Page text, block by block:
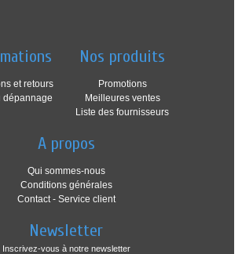
et retours
dépannage
Nos produits
Promotions
Meilleures ventes
Liste des fournisseurs
A propos
Qui sommes-nous
Conditions générales
Contact - Service client
Newsletter
Inscrivez-vous à notre newsletter